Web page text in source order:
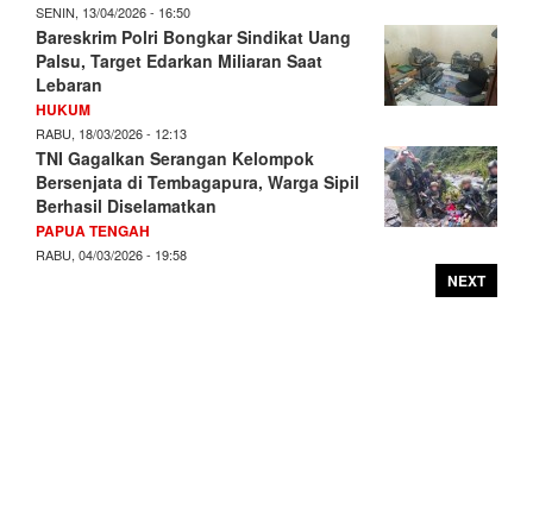
SENIN, 13/04/2026 - 16:50
Bareskrim Polri Bongkar Sindikat Uang
Palsu, Target Edarkan Miliaran Saat
Lebaran
HUKUM
RABU, 18/03/2026 - 12:13
TNI Gagalkan Serangan Kelompok
Bersenjata di Tembagapura, Warga Sipil
Berhasil Diselamatkan
PAPUA TENGAH
RABU, 04/03/2026 - 19:58
NEXT